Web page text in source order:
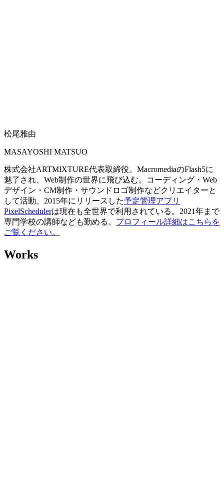
松尾雅由
MASAYOSHI MATSUO
株式会社ARTMIXTURE代表取締役。MacromediaのFlash5に
魅了され、Web制作の世界に飛び込む。コーディング・Web
デザイン・CM制作・サウンドロゴ制作などクリエイターと
して活動。2015年にリリースした予定管理アプリ
PixelSchedulerは現在も全世界で利用されている。2021年まで
専門学校の講師なども勤める。 プロフィール詳細はこちらを
ご覧ください。
Works